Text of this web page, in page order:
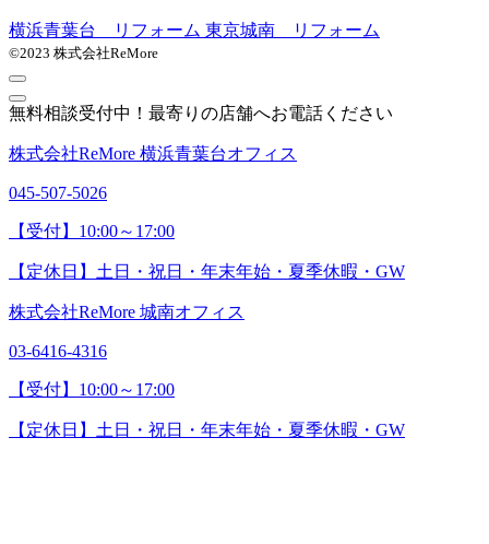
横浜青葉台 リフォーム 東京城南 リフォーム
©2023 株式会社ReMore
無料相談受付中！最寄りの店舗へお電話ください
株式会社ReMore 横浜青葉台オフィス
045-507-5026
【受付】10:00～17:00
【定休日】土日・祝日・年末年始・夏季休暇・GW
株式会社ReMore 城南オフィス
03-6416-4316
【受付】10:00～17:00
【定休日】土日・祝日・年末年始・夏季休暇・GW